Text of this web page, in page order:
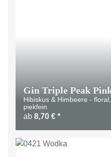
Gin Triple Peak
Hibiskus & Himbeere -
piekfein
ab 8,70 € *